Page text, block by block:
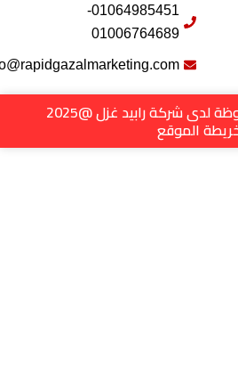
01064985451-
01006764689
info@rapidgazalmarketing.com
شركة رابيد غزل @2025
الموقع